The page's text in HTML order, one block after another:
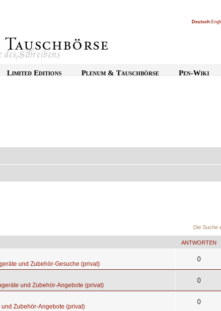
Deutsch
Limited Editions Plenum & Tauschbörse Pen-Wiki
Die Suche
ANTWORTEN
und Zubehör-Gesuche (privat)
0
und Zubehör-Angebote (privat)
0
Zubehör-Angebote (privat)
0